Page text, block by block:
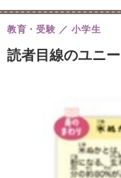
読者目線のユニ
教育・受験 小学生